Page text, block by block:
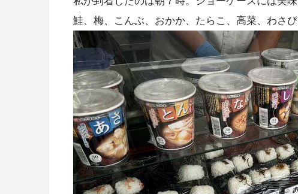
鮭、梅、こんぶ、おかか、たらこ、高菜、わさ